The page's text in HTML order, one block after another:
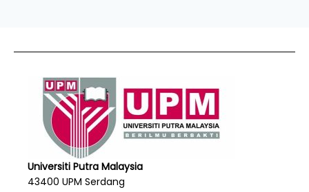
Universiti Putra Malaysia
43400 UPM Serdang